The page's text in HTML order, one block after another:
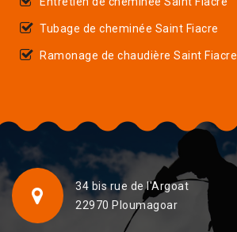
Tubage de cheminée Saint Fiacre
Ramonage de chaudière Saint Fiacre
34 bis rue de l'Argoat
22970 Ploumagoar